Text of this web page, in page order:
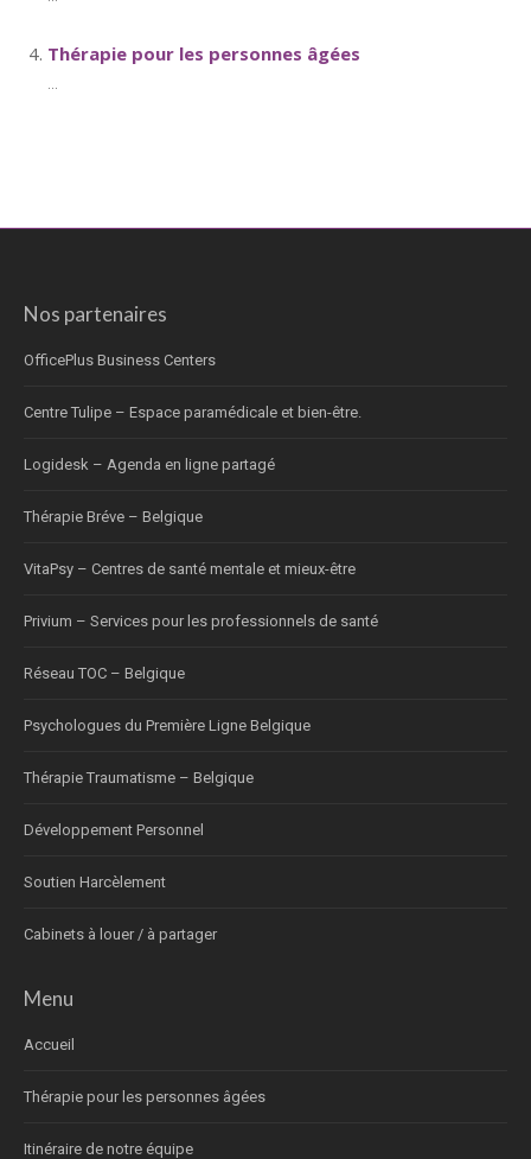
Thérapie pour les personnes âgées
Nos partenaires
OfficePlus Business Centers
Centre Tulipe – Espace paramédicale et bien-être.
Logidesk – Agenda en ligne partagé
Thérapie Bréve – Belgique
VitaPsy – Centres de santé mentale et mieux-être
Privium – Services pour les professionnels de santé
Réseau TOC – Belgique
Psychologues du Première Ligne Belgique
Thérapie Traumatisme – Belgique
Développement Personnel
Soutien Harcèlement
Cabinets à louer / à partager
Menu
Accueil
Thérapie pour les personnes âgées
Itinéraire de notre équipe